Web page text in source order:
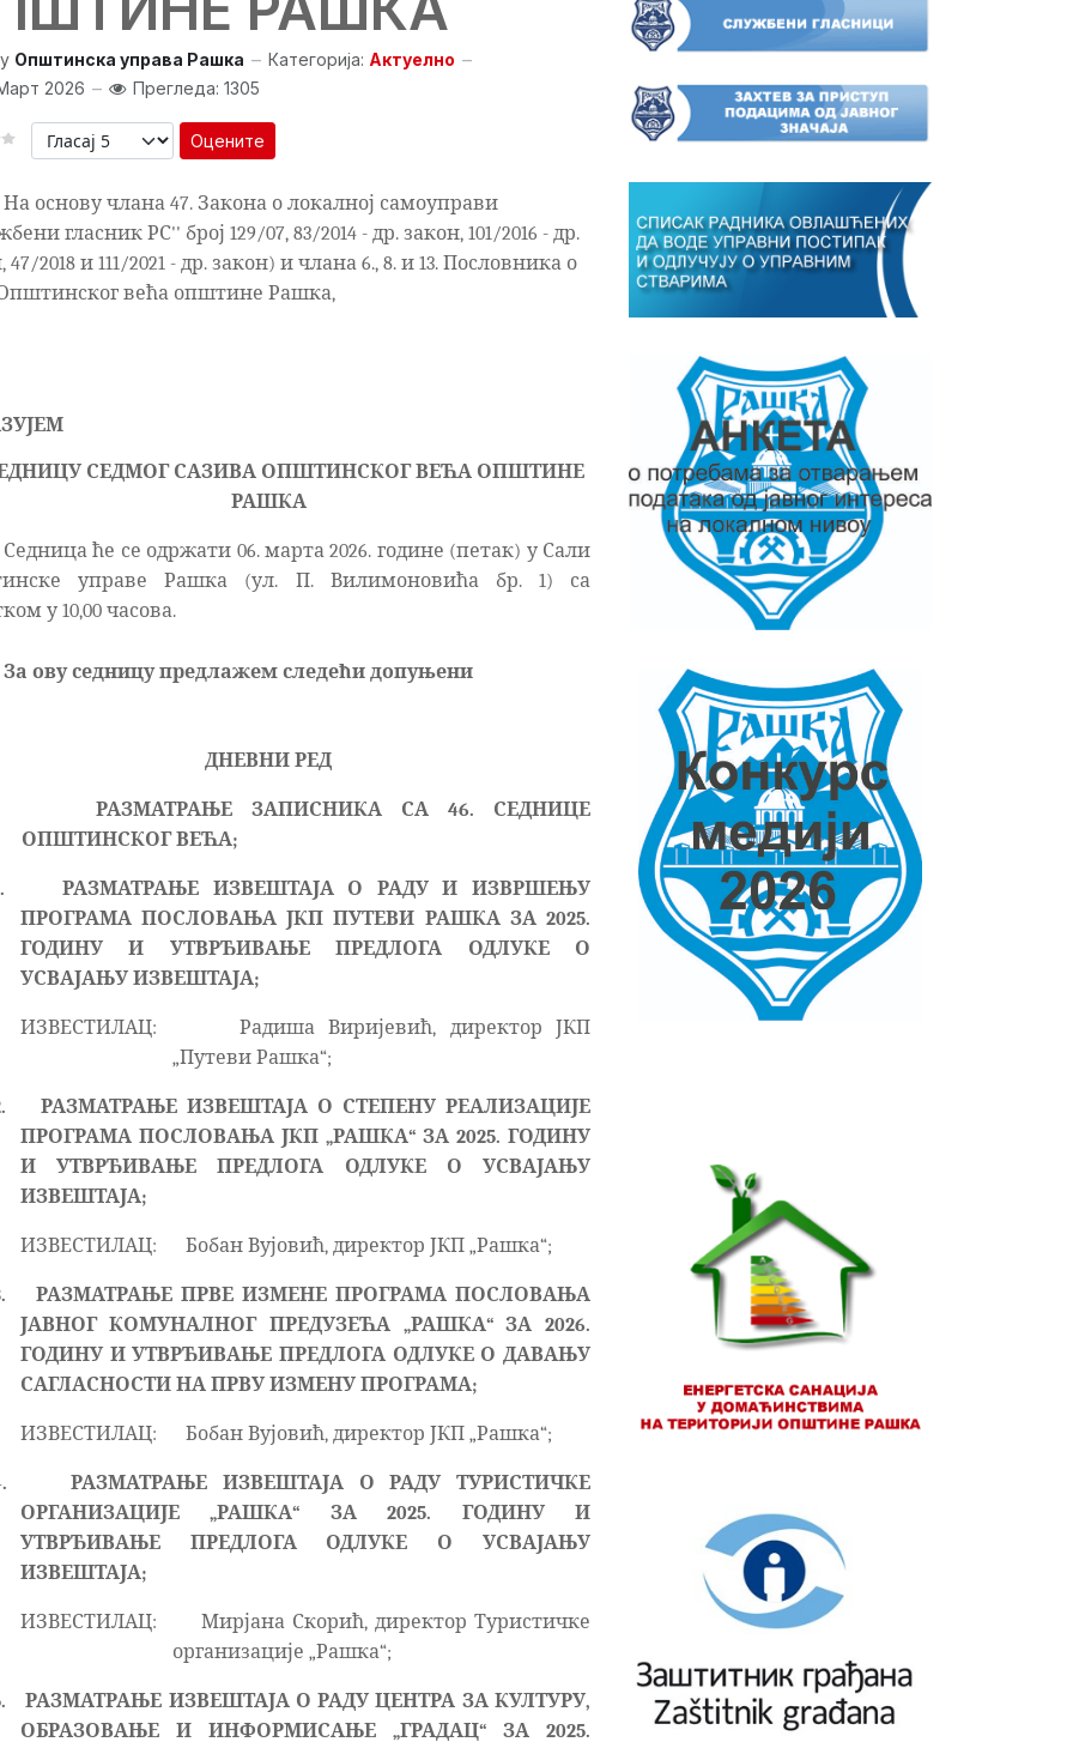
Општинска управа Рашка Категорија: Актуелно
2026
Прегледа: 1305
Оцените
На основу члана 47. Закона о локалној самоуправи
гласник РС'' број 129/07, 83/2014 - др. закон, 101/2016 - др.
47/2018 и 111/2021 - др. закон) и члана 6., 8. и 13. Пословника о
већа општине Рашка,
СЕДМОГ САЗИВА ОПШТИНСКОГ ВЕЋА ОПШТИНЕ
РАШКА
Седница ће се одржати 06. марта 2026. године (петак) у Сали
управе Рашка (ул. П. Вилимоновића бр. 1) са
у 10,00 часова.
За ову седницу предлажем следећи допуњени
ДНЕВНИ РЕД
РАЗМАТРАЊЕ ЗАПИСНИКА СА 46. СЕДНИЦЕ
ОПШТИНСКОГ ВЕЋА;
РАЗМАТРАЊЕ ИЗВЕШТАЈА О РАДУ И ИЗВРШЕЊУ
ПРОГРАМА ПОСЛОВАЊА ЈКП ПУТЕВИ РАШКА ЗА 2025.
ГОДИНУИ УТВРЂИВАЊЕ ПРЕДЛОГА ОДЛУКЕ О
УСВАЈАЊУ ИЗВЕШТАЈА;
ИЗВЕСТИЛАЦ:
Радиша Виријевић, директор ЈКП
„Путеви Рашка“;
РАЗМАТРАЊЕ ИЗВЕШТАЈА О СТЕПЕНУ РЕАЛИЗАЦИЈЕ
ПРОГРАМА ПОСЛОВАЊА ЈКП „РАШКА“ ЗА 2025. ГОДИНУ
И УТВРЂИВАЊЕ ПРЕДЛОГА ОДЛУКЕ О УСВАЈАЊУ
ИЗВЕШТАЈА;
ИЗВЕСТИЛАЦ: Бобан Вујовић, директор ЈКП „Рашка“;
РАЗМАТРАЊЕ ПРВЕ ИЗМЕНЕ ПРОГРАМА ПОСЛОВАЊА
ЈАВНОГ КОМУНАЛНОГ ПРЕДУЗЕЋА „РАШКА“ ЗА 2026.
ГОДИНУ И УТВРЂИВАЊЕ ПРЕДЛОГА ОДЛУКЕ О ДАВАЊУ
САГЛАСНОСТИ НА ПРВУ ИЗМЕНУ ПРОГРАМА;
ИЗВЕСТИЛАЦ: Бобан Вујовић, директор ЈКП „Рашка“;
РАЗМАТРАЊЕ ИЗВЕШТАЈА О РАДУ ТУРИСТИЧКЕ
ОРГАНИЗАЦИЈЕ „РАШКА“ ЗА 2025. ГОДИНУ И
УТВРЂИВАЊЕ ПРЕДЛОГА ОДЛУКЕ О УСВАЈАЊУ
ИЗВЕШТАЈА;
ИЗВЕСТИЛАЦ:
Мирјана Скорић, директор Туристичке
организације „Рашка“;
РАЗМАТРАЊЕ ИЗВЕШТАЈА О РАДУ ЦЕНТРА ЗА КУЛТУРУ,
ОБРАЗОВАЊЕ И ИНФОРМИСАЊЕ „ГРАДАЦ“ ЗА 2025.